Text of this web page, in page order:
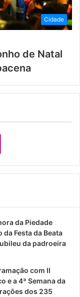
Cidade
de Natal
da Piedade
Festa da Beata
da padroeira
com II
e a 4ª Semana da
dos 235